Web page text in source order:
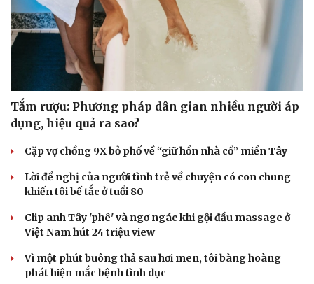
Tắm rượu: Phương pháp dân gian nhiều người áp
dụng, hiệu quả ra sao?
Cặp vợ chồng 9X bỏ phố về “giữ hồn nhà cổ” miền Tây
Lời đề nghị của người tình trẻ về chuyện có con chung
khiến tôi bế tắc ở tuổi 80
Clip anh Tây 'phê' và ngơ ngác khi gội đầu massage ở
Việt Nam hút 24 triệu view
Vì một phút buông thả sau hơi men, tôi bàng hoàng
phát hiện mắc bệnh tình dục